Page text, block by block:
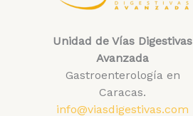
Unidad de Vías Digestivas
Avanzada
Gastroenterología en
Caracas.
info@viasdigestivas.com